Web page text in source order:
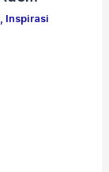
, Inspirasi